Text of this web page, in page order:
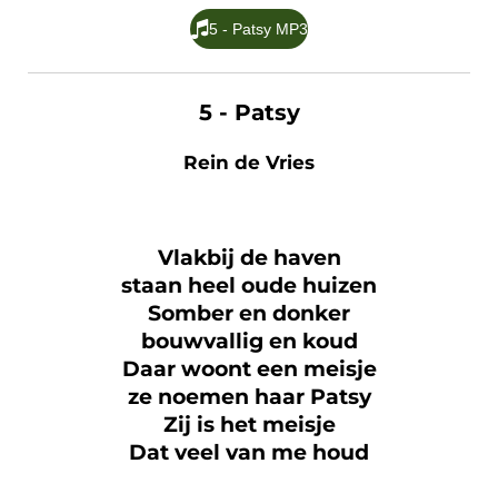
5 - Patsy MP3
5 - Patsy
Rein de Vries
Vlakbij de haven
staan heel oude huizen
Somber en donker
bouwvallig en koud
Daar woont een meisje
ze noemen haar Patsy
Zij is het meisje
Dat veel van me houd